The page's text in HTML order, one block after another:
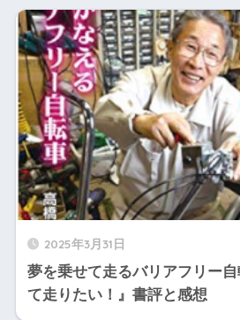
2025年3月31日
夢を乗せて走るバリアフリー
て走りたい！』書評と感想